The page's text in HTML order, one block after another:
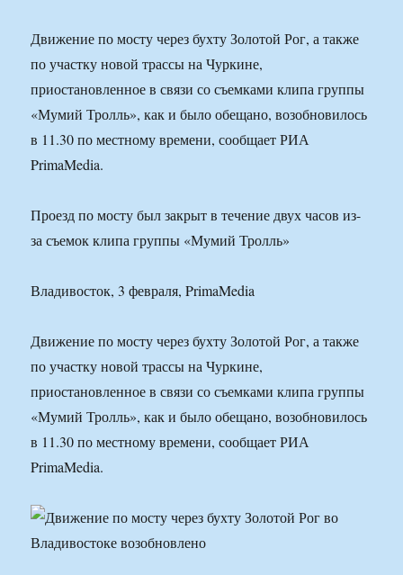
Движение по мосту через бухту Золотой Рог, а также
по участку новой трассы на Чуркине,
приостановленное в связи со съемками клипа группы
«Мумий Тролль», как и было обещано, возобновилось
в 11.30 по местному времени, сообщает РИА
PrimaMedia.
Проезд по мосту был закрыт в течение двух часов из-
за съемок клипа группы «Мумий Тролль»
Владивосток, 3 февраля, PrimaMedia
Движение по мосту через бухту Золотой Рог, а также
по участку новой трассы на Чуркине,
приостановленное в связи со съемками клипа группы
«Мумий Тролль», как и было обещано, возобновилось
в 11.30 по местному времени, сообщает РИА
PrimaMedia.